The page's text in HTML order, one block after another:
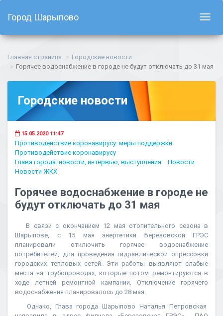
Город Шарыпово
Главная страница
Городские новости
Горячее водоснабжение в городе не будут отключать до 31 мая
Городские новости
15.05.2020 11:47
Противодействие коронавирусу: меры поддержки
Противодействие коронавирусу
Глава города: новости, интервью, выступления
Новости
Новости ЖКХ
Горячее водоснабжение в городе не
будут отключать до 31 мая
В связи с окончанием 12 мая отопительного сезона в
Шарыпове, с 15 мая энергетики Березовской ГРЭС
планировали отключить горячее водоснабжение
потребителей, для проведения гидравлической опрессовки
городских тепловых сетей. Эти работы выявляют слабые
места на трубопроводах, которые потом ремонтируются в
ходе летней ремонтной кампании. Отключение горячего
водоснабжения планировалось до 28 мая.
Однако, Глава города Шарыпово Наталья Петровская